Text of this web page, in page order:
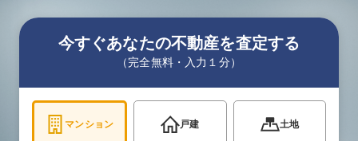
今すぐあなたの不動産を査定する
（完全無料・入力１分）
マンション 戸建 土地